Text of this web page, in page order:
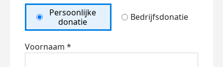
Persoonlijke
donatie
Bedrijfsdonatie
Voornaam *